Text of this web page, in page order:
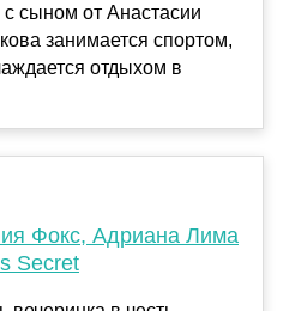
сыном от Анастасии
занимается спортом,
отдыхом в
Фокс, Адриана Лима
Secret